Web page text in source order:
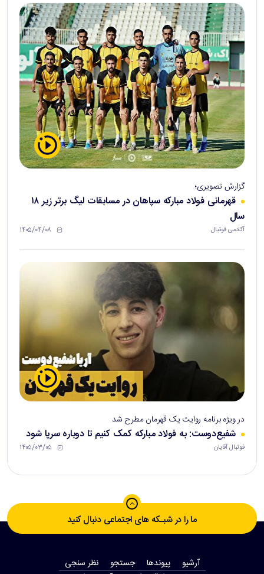
گزارش تصویری؛
قهرمانی فولاد مبارکه سپاهان در مسابقات لیگ برتر زیر ۱۸
سال
آکادمی فوتبال ۱۴۰۵/۰۴/۰۸
در ویژه برنامه روایت یک قهرمان مطرح شد
شفیع‌دوست: به فولاد مبارکه کمک کنیم تا دوباره سرپا شود
فوتبال آقایان ۱۴۰۵/۰۳/۰۵
ما را در شبـکه های اجتماعی دنبال کنید
آرشیو پیوندها جستجو
نظر سنجی